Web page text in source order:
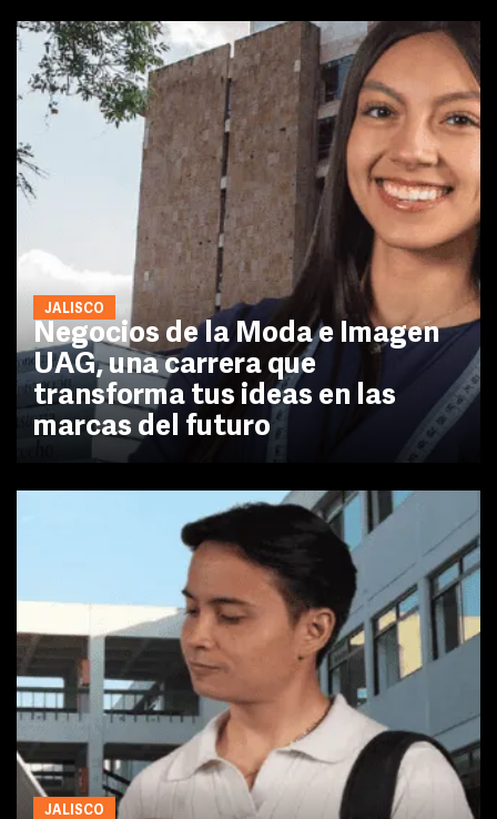
JALISCO
Negocios de la Moda e Imagen
UAG, una carrera que
transforma tus ideas en las
marcas del futuro
JALISCO